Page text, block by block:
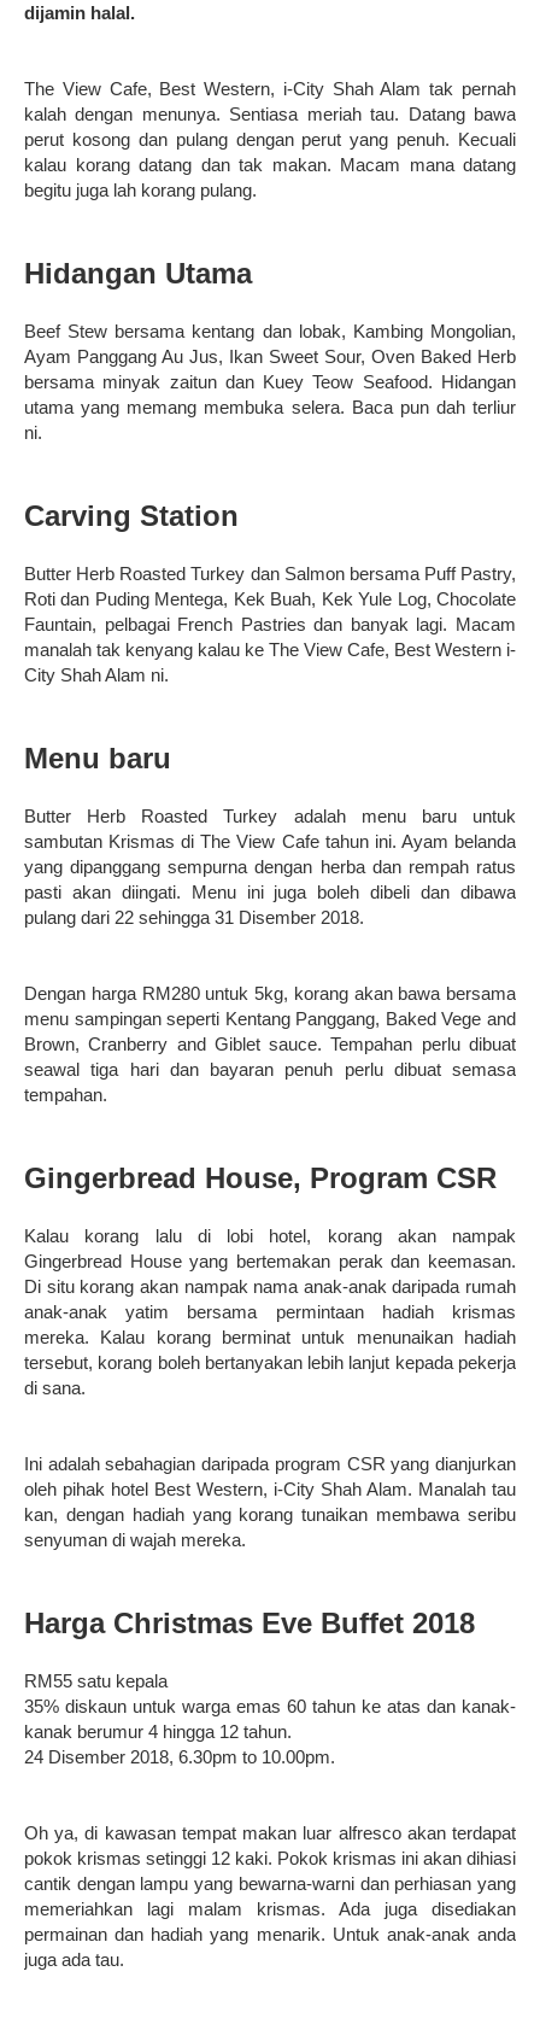
dijamin halal.
The View Cafe, Best Western, i-City Shah Alam tak pernah
kalah dengan menunya. Sentiasa meriah tau. Datang bawa
perut kosong dan pulang dengan perut yang penuh. Kecuali
kalau korang datang dan tak makan. Macam mana datang
begitu juga lah korang pulang.
Hidangan Utama
Beef Stew bersama kentang dan lobak, Kambing Mongolian,
Ayam Panggang Au Jus, Ikan Sweet Sour, Oven Baked Herb
bersama minyak zaitun dan Kuey Teow Seafood. Hidangan
utama yang memang membuka selera. Baca pun dah terliur
ni.
Carving Station
Butter Herb Roasted Turkey dan Salmon bersama Puff Pastry,
Roti dan Puding Mentega, Kek Buah, Kek Yule Log, Chocolate
Fauntain, pelbagai French Pastries dan banyak lagi. Macam
manalah tak kenyang kalau ke The View Cafe, Best Western i-
City Shah Alam ni.
Menu baru
Butter Herb Roasted Turkey adalah menu baru untuk
sambutan Krismas di The View Cafe tahun ini. Ayam belanda
yang dipanggang sempurna dengan herba dan rempah ratus
pasti akan diingati. Menu ini juga boleh dibeli dan dibawa
pulang dari 22 sehingga 31 Disember 2018.
Dengan harga RM280 untuk 5kg, korang akan bawa bersama
menu sampingan seperti Kentang Panggang, Baked Vege and
Brown, Cranberry and Giblet sauce. Tempahan perlu dibuat
seawal tiga hari dan bayaran penuh perlu dibuat semasa
tempahan.
Gingerbread House, Program CSR
Kalau korang lalu di lobi hotel, korang akan nampak
Gingerbread House yang bertemakan perak dan keemasan.
Di situ korang akan nampak nama anak-anak daripada rumah
anak-anak yatim bersama permintaan hadiah krismas
mereka. Kalau korang berminat untuk menunaikan hadiah
tersebut, korang boleh bertanyakan lebih lanjut kepada pekerja
di sana.
Ini adalah sebahagian daripada program CSR yang dianjurkan
oleh pihak hotel Best Western, i-City Shah Alam. Manalah tau
kan, dengan hadiah yang korang tunaikan membawa seribu
senyuman di wajah mereka.
Harga Christmas Eve Buffet 2018
RM55 satu kepala
35% diskaun untuk warga emas 60 tahun ke atas dan kanak-
kanak berumur 4 hingga 12 tahun.
24 Disember 2018, 6.30pm to 10.00pm.
Oh ya, di kawasan tempat makan luar alfresco akan terdapat
pokok krismas setinggi 12 kaki. Pokok krismas ini akan dihiasi
cantik dengan lampu yang bewarna-warni dan perhiasan yang
memeriahkan lagi malam krismas. Ada juga disediakan
permainan dan hadiah yang menarik. Untuk anak-anak anda
juga ada tau.